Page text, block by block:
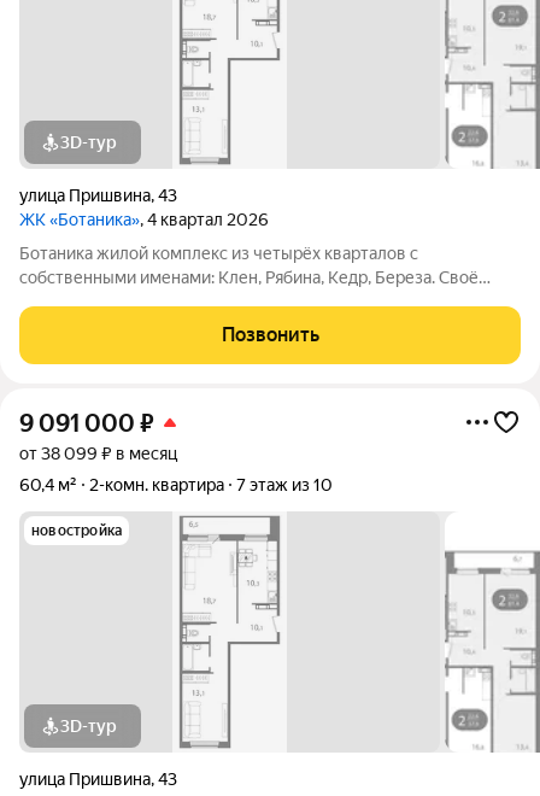
3D-тур
улица Пришвина,43
ЖК «Ботаника», 4 квартал 2026
Ботаника жилой комплекс из четырёх кварталов с
собственными именами: Клен, Рябина, Кедр, Береза. Своё
розе ветров, природному ландшафту вокруг территории
проекта и качественному озеленению
Позвонить
9 091 000 ₽
от 38 099 ₽ в месяц
60,4 м²
2-комн. квартира 7 этаж из 10
новостройка
3D-тур
улица Пришвина,43